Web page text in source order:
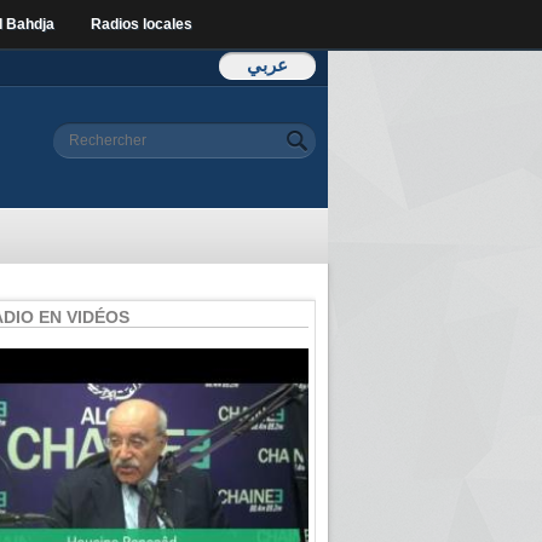
Bahdja Radios locales
عربي
Formulaire de
Rechercher
EN VIDÉOS